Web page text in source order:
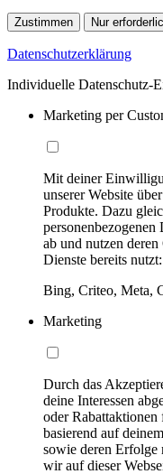
Zustimmen Nur
Datenschutzerklärung
Individuelle Datenschutz-
Marketing per
Mit deiner
unserer Website
Produkte. Dazu
ab und nutzen
Dienste bereits nutzt:
Bing, Criteo, Meta,
Marketing
Durch das
deine Interessen
oder Rabattaktionen
basierend auf
sowie deren Erfolge
wir auf dieser